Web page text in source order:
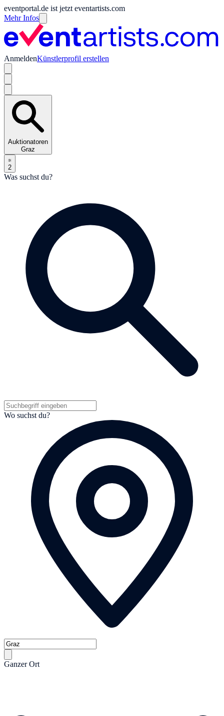
eventportal.de ist jetzt eventartists.com
Mehr Infos
AnmeldenKünstlerprofil erstellen
Auktionatoren
Graz
2
Was suchst du?
Wo suchst du?
Ganzer Ort